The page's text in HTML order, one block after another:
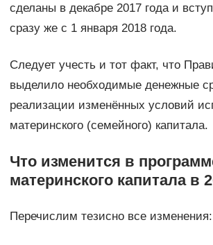
сделаны в декабре 2017 года и
сразу же с 1 января 2018 года.
Следует учесть и тот факт, что
выделило необходимые денежные
реализации изменённых условий
материнского (семейного) капитала.
Что изменится в
материнского капитала в
Перечислим тезисно все изменения: